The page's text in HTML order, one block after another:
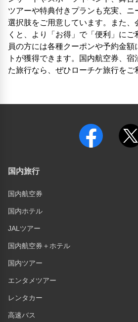
ツアーや特典付きプランも充実、ニ
選択肢をご用意しています。また、
くと、より「お得」で「便利」に
員の方には各種クーポンや予約金額
トが獲得できます。国内航空券、
た旅行なら、ぜひローチケ旅行をご
国内旅行
国内航空券
国内ホテル
JALツアー
国内航空券＋ホテル
国内ツアー
エンタメツアー
レンタカー
高速バス